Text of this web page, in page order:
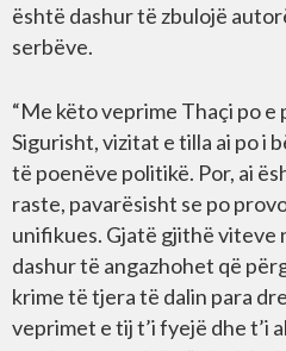
është dashur të zbulojë
serbëve.
“Me këto veprime Thaçi po e
Sigurisht, vizitat e tilla ai po i
të poenëve politikë. Por, ai
raste, pavarësisht se po
unifikues. Gjatë gjithë viteve
dashur të angazhohet që
krime të tjera të dalin para
veprimet e tij t’i fyejë dhe t’i